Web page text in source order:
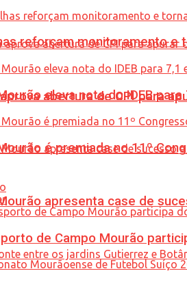
abertura de CPI para
apresenta case de
reforçam monitoramento e
eleva nota do IDEB
é premiada no 11º
de Campo Mourão